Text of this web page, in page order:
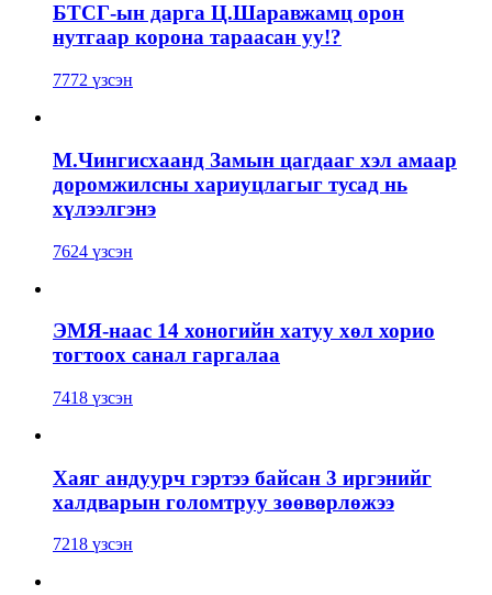
БТСГ-ын дарга Ц.Шаравжамц орон
нутгаар корона тараасан уу!?
7772 үзсэн
М.Чингисхаанд Замын цагдааг хэл амаар
доромжилсны хариуцлагыг тусад нь
хүлээлгэнэ
7624 үзсэн
ЭМЯ-наас 14 хоногийн хатуу хөл хорио
тогтоох санал гаргалаа
7418 үзсэн
Хаяг андуурч гэртээ байсан 3 иргэнийг
халдварын голомтруу зөөвөрлөжээ
7218 үзсэн